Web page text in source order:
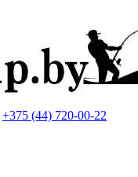
+375 (44) 720-00-22